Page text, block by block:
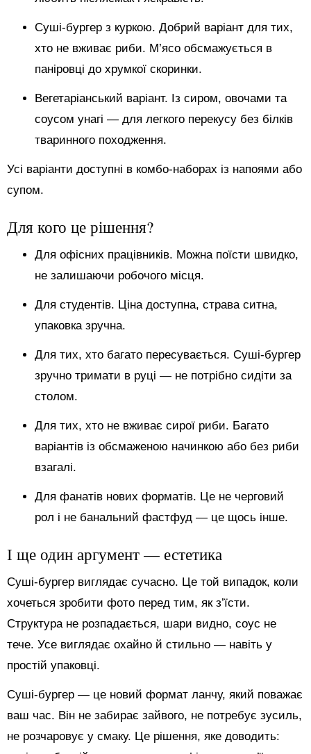
Суші-бургер з куркою. Добрий варіант для тих,
хто не вживає риби. М’ясо обсмажується в
паніровці до хрумкої скоринки.
Вегетаріанський варіант. Із сиром, овочами та
соусом унагі — для легкого перекусу без білків
тваринного походження.
Усі варіанти доступні в комбо-наборах із напоями або
супом.
Для кого це рішення?
Для офісних працівників. Можна поїсти швидко,
не залишаючи робочого місця.
Для студентів. Ціна доступна, страва ситна,
упаковка зручна.
Для тих, хто багато пересувається. Суші-бургер
зручно тримати в руці — не потрібно сидіти за
столом.
Для тих, хто не вживає сирої риби. Багато
варіантів із обсмаженою начинкою або без риби
взагалі.
Для фанатів нових форматів. Це не черговий
рол і не банальний фастфуд — це щось інше.
І ще один аргумент — естетика
Суші-бургер виглядає сучасно. Це той випадок, коли
хочеться зробити фото перед тим, як з’їсти.
Структура не розпадається, шари видно, соус не
тече. Усе виглядає охайно й стильно — навіть у
простій упаковці.
Суші-бургер — це новий формат ланчу, який поважає
ваш час. Він не забирає зайвого, не потребує зусиль,
не розчаровує у смаку. Це рішення, яке доводить: